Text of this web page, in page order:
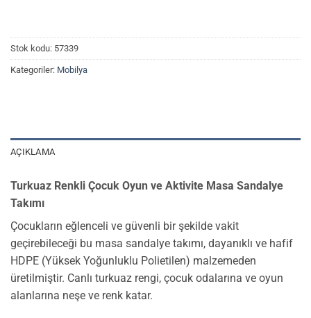
Stok kodu: 57339
Kategoriler: Mobilya
AÇIKLAMA
Turkuaz Renkli Çocuk Oyun ve Aktivite Masa Sandalye
Takımı
Çocukların eğlenceli ve güvenli bir şekilde vakit
geçirebileceği bu masa sandalye takımı, dayanıklı ve hafif
HDPE (Yüksek Yoğunluklu Polietilen) malzemeden
üretilmiştir. Canlı turkuaz rengi, çocuk odalarına ve oyun
alanlarına neşe ve renk katar.